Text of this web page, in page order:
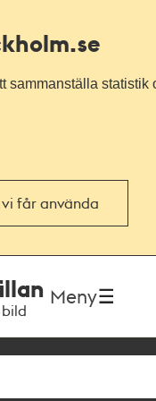
statistik
får använda
Meny